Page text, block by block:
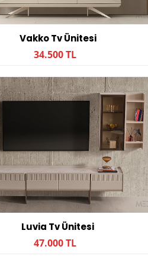
Vakko Tv Ünitesi
34.500 TL
Luvia Tv Ünitesi
47.000 TL